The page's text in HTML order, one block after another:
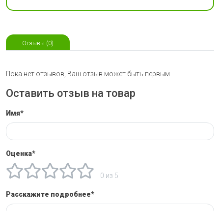
Отзывы (0)
Пока нет отзывов, Ваш отзыв может быть первым
Оставить отзыв на товар
Имя*
Оценка*
0 из 5
Расскажите подробнее*